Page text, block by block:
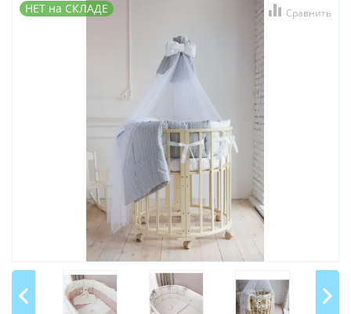
НЕТ на СКЛАДЕ Сравнить